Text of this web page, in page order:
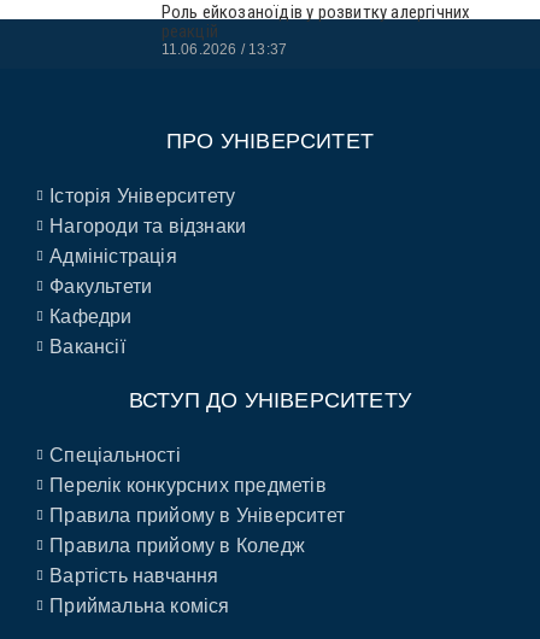
Роль ейкозаноїдів у розвитку алергічних
реакцій
11.06.2026 13:37
ПРО УНІВЕРСИТЕТ
Історія Університету
Нагороди та відзнаки
Адміністрація
Факультети
Кафедри
Вакансії
ВСТУП ДО УНІВЕРСИТЕТУ
Спеціальності
Перелік конкурсних предметів
Правила прийому в Університет
Правила прийому в Коледж
Вартість навчання
Приймальна коміся